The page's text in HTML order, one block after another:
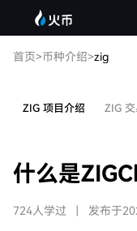
首页>币种介绍>zig
ZIG 项目介绍 ZIG
什么是
724人学过 发布于